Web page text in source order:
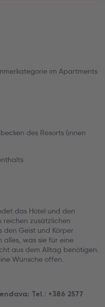
im Apartments
des Resorts (innen
das Hotel und den
reichen zusätzlichen
Geist und Körper
alles, was sie für eine
aus dem Alltag benötigen.
Wünsche offen.
Tel.: +386 2577